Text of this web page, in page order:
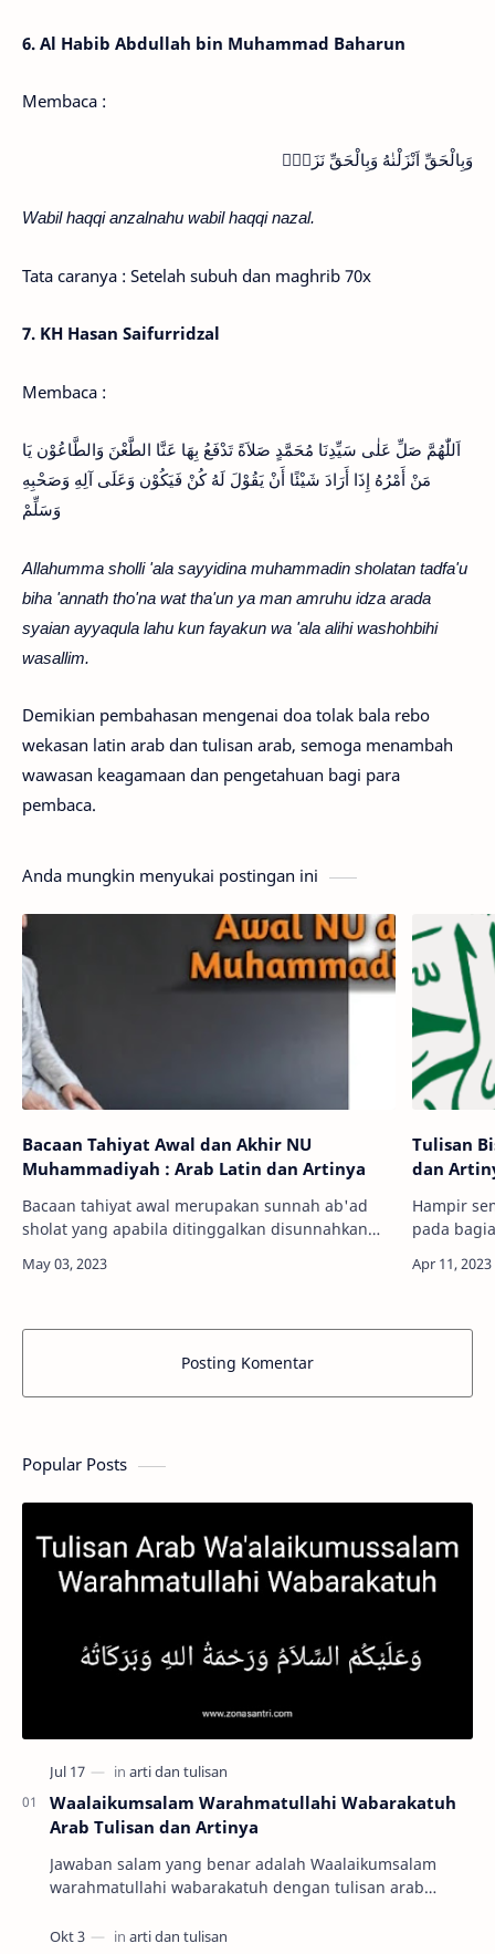
6. Al Habib Abdullah bin Muhammad Baharun
Membaca :
وَبِالْحَقِّ اَنْزَلْنٰهُ وَبِالْحَقِّ نَزَلَۗ
Wabil haqqi anzalnahu wabil haqqi nazal.
Tata caranya : Setelah subuh dan maghrib 70x
7. KH Hasan Saifurridzal
Membaca :
اَللّٰهُمَّ صَلِّ عَلٰى سَيِّدِنَا مُحَمَّدٍ صَلاَةً تَدْفَعُ بِهَا عَنَّا الطَّعْنَ وَالطَّاعُوْن يَا
مَنْ أَمْرُهُ إِذَا أَرَادَ شَيْئًا أَنْ يَقُوْلَ لَهُ كُنْ فَيَكُوْن وَعَلَى آلِهِ وَصَحْبِهِ
وَسَلِّمْ
Allahumma sholli 'ala sayyidina muhammadin sholatan tadfa'u
biha 'annath tho'na wat tha'un ya man amruhu idza arada
syaian ayyaqula lahu kun fayakun wa 'ala alihi washohbihi
wasallim.
Demikian pembahasan mengenai doa tolak bala rebo
wekasan latin arab dan tulisan arab, semoga menambah
wawasan keagamaan dan pengetahuan bagi para
pembaca.
Anda mungkin menyukai postingan ini
Bacaan Tahiyat Awal dan Akhir NU
Muhammadiyah : Arab Latin dan Artinya
Bacaan tahiyat awal merupakan sunnah ab'ad
sholat yang apabila ditinggalkan disunnahkan
tahiyat awal NU dan Muhammadiyah
Tulisan
dan
Hampir
pada
Quranul
Posting Komentar
Popular Posts
Waalaikumsalam Warahmatullahi Wabarakatuh
Arab Tulisan dan Artinya
Jawaban salam yang benar adalah Waalaikumsalam
warahmatullahi wabarakatuh dengan tulisan arab